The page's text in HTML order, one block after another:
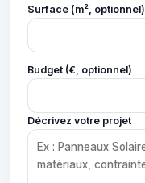
Surface (m², optionnel)
Budget (€, optionnel)
Décrivez votre projet